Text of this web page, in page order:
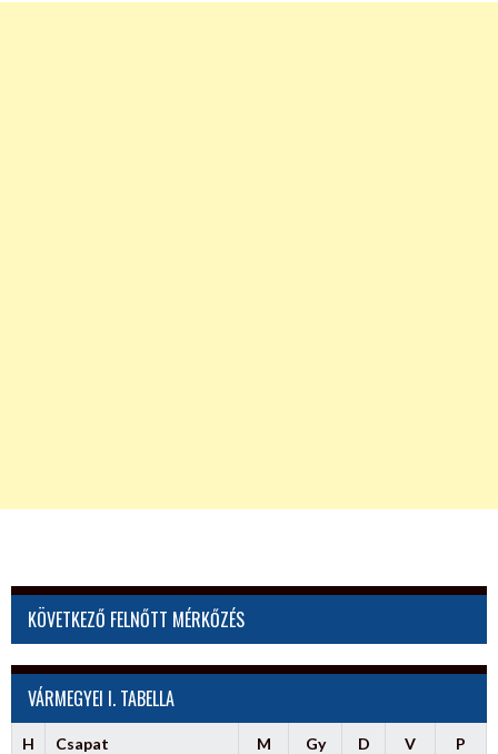
KÖVETKEZŐ FELNŐTT MÉRKŐZÉS
VÁRMEGYEI I. TABELLA
H Csapat M Gy D V P